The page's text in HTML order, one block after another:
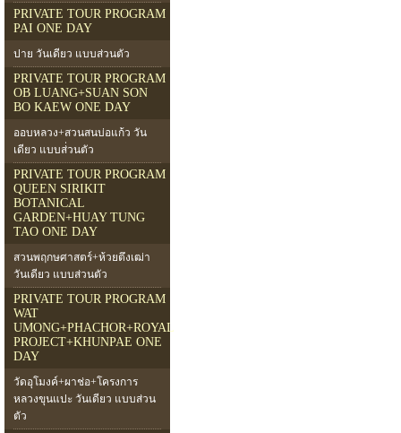
PRIVATE TOUR PROGRAM
PAI ONE DAY
ปาย วันเดียว แบบส่วนตัว
PRIVATE TOUR PROGRAM
OB LUANG+SUAN SON
BO KAEW ONE DAY
ออบหลวง+สวนสนบ่อแก้ว วัน
เดียว แบบส่่วนตัว
PRIVATE TOUR PROGRAM
QUEEN SIRIKIT
BOTANICAL
GARDEN+HUAY TUNG
TAO ONE DAY
สวนพฤกษศาสตร์+ห้วยตึงเฒ่า
วันเดียว แบบส่วนตัว
PRIVATE TOUR PROGRAM
WAT
UMONG+PHACHOR+ROYAL
PROJECT+KHUNPAE ONE
DAY
วัดอุโมงค์+ผาช่อ+โครงการ
หลวงขุนแปะ วันเดียว แบบส่วน
ตัว